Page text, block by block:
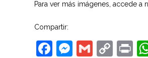
Para ver más imágenes, accede a
Compartir:
Facebook
Gmail